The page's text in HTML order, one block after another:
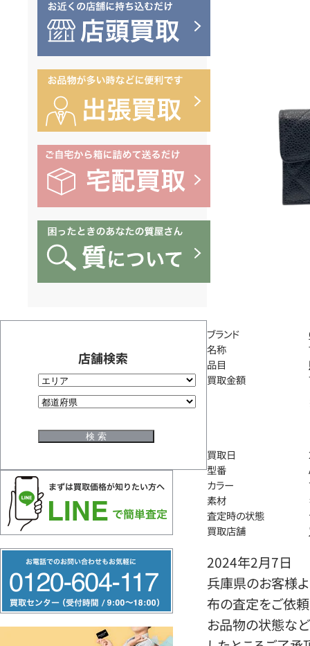
店舗検索
リ
ー
ブランド
名称
品目
買取金額
買取日
型番
カラー
素材
査定時の状態
買取店舗
2024年2月7日
兵庫県のお客様
布の査定をご依頼
お品物の状態など